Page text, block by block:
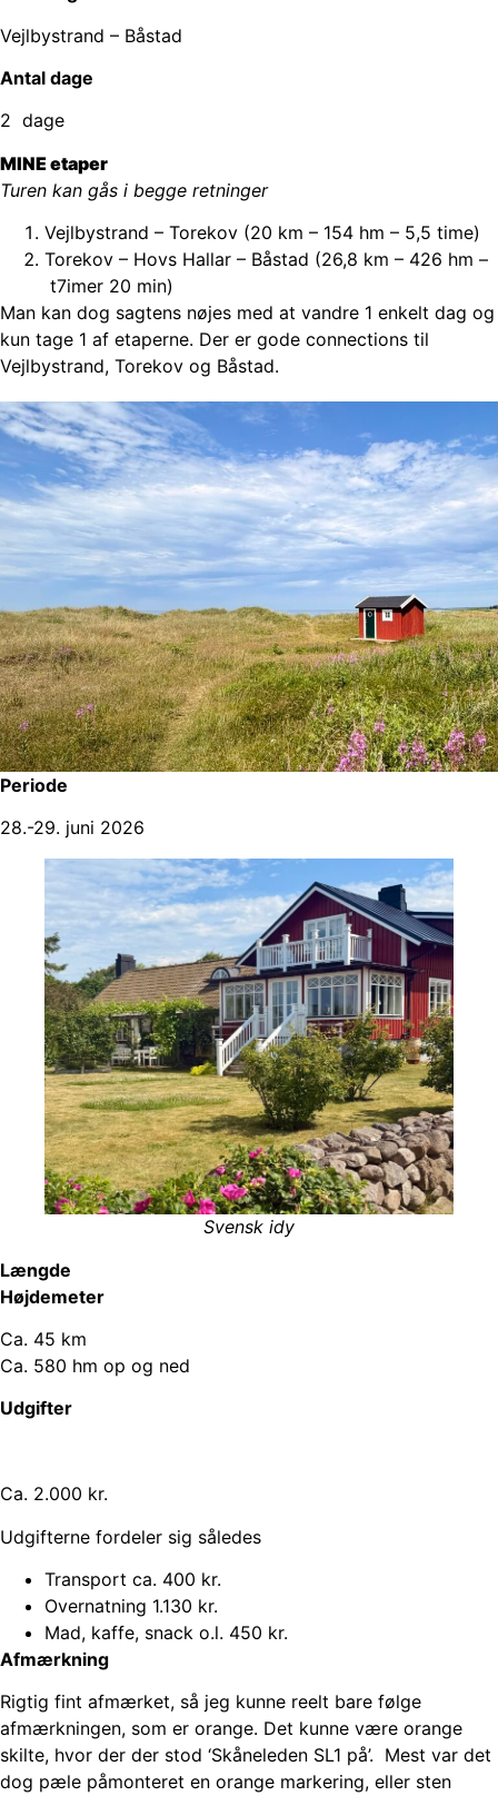
Vejlbystrand – Båstad
Antal dage
2 dage
MINE etaper
Turen kan gås i begge retninger
Vejlbystrand – Torekov (20 km – 154 hm – 5,5 time)
Torekov – Hovs Hallar – Båstad (26,8 km – 426 hm –
t7imer 20 min)
Man kan dog sagtens nøjes med at vandre 1 enkelt dag og
kun tage 1 af etaperne. Der er gode connections til
Vejlbystrand, Torekov og Båstad.
Periode
28.-29. juni 2026
Svensk idy
Længde
Højdemeter
Ca. 45 km
Ca. 580 hm op og ned
Udgifter
Ca. 2.000 kr.
Udgifterne fordeler sig således
Transport ca. 400 kr.
Overnatning 1.130 kr.
Mad, kaffe, snack o.l. 450 kr.
Afmærkning
Rigtig fint afmærket, så jeg kunne reelt bare følge
afmærkningen, som er orange. Det kunne være orange
skilte, hvor der der stod ‘Skåneleden SL1 på’. Mest var det
dog pæle påmonteret en orange markering, eller sten